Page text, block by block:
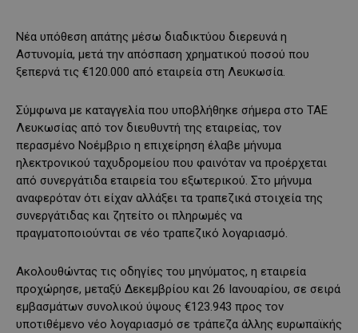
Νέα υπόθεση απάτης μέσω διαδικτύου διερευνά η
Αστυνομία, μετά την απόσπαση χρηματικού ποσού που
ξεπερνά τις €120.000 από εταιρεία στη Λευκωσία.
Σύμφωνα με καταγγελία που υποβλήθηκε σήμερα στο ΤΑΕ
Λευκωσίας από τον διευθυντή της εταιρείας, τον
περασμένο Νοέμβριο η επιχείρηση έλαβε μήνυμα
ηλεκτρονικού ταχυδρομείου που φαινόταν να προέρχεται
από συνεργάτιδα εταιρεία του εξωτερικού. Στο μήνυμα
αναφερόταν ότι είχαν αλλάξει τα τραπεζικά στοιχεία της
συνεργάτιδας και ζητείτο οι πληρωμές να
πραγματοποιούνται σε νέο τραπεζικό λογαριασμό.
Ακολουθώντας τις οδηγίες του μηνύματος, η εταιρεία
προχώρησε, μεταξύ Δεκεμβρίου και 26 Ιανουαρίου, σε σειρά
εμβασμάτων συνολικού ύψους €123.943 προς τον
υποτιθέμενο νέο λογαριασμό σε τράπεζα άλλης ευρωπαϊκής